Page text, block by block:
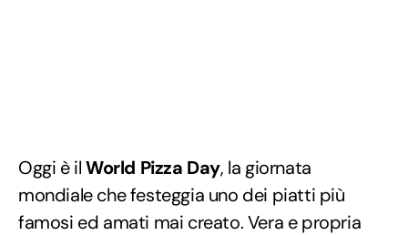
Oggi è ilWorld Pizza Day, la giornata
mondiale che festeggia uno dei piatti più
famosi ed amati mai creato. Vera e propria